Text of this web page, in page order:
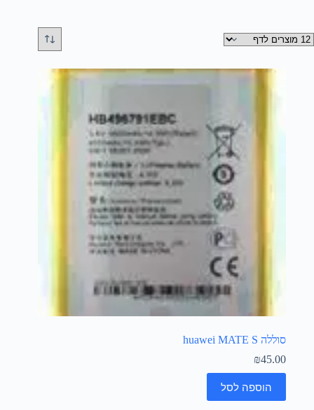
סוללה huawei MATE S
₪45.00
הוספה לסל